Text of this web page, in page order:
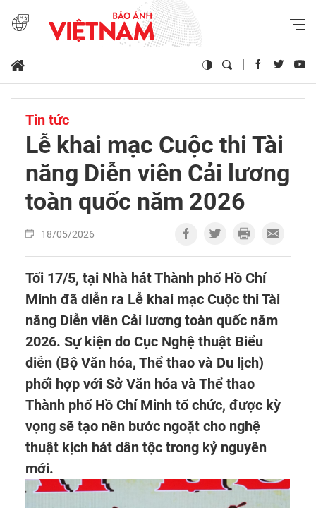
Tin tức
Lễ khai mạc Cuộc thi Tài
năng Diễn viên Cải lương
toàn quốc năm 2026
18/05/2026
Tối 17/5, tại Nhà hát Thành phố Hồ Chí
Minh đã diễn ra Lễ khai mạc Cuộc thi Tài
năng Diễn viên Cải lương toàn quốc năm
2026. Sự kiện do Cục Nghệ thuật Biểu
diễn (Bộ Văn hóa, Thể thao và Du lịch)
phối hợp với Sở Văn hóa và Thể thao
Thành phố Hồ Chí Minh tổ chức, được kỳ
vọng sẽ tạo nên bước ngoặt cho nghệ
thuật kịch hát dân tộc trong kỷ nguyên
mới.